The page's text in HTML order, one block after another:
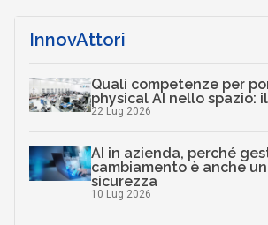
InnovAttori
Quali competenze per
physical AI nello spazio:
22 Lug 2026
AI in azienda, perché
cambiamento è anche
sicurezza
10 Lug 2026